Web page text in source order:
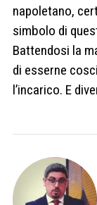
napoletano,
simbolo di
Battendosi la
di esserne
l’incarico. E